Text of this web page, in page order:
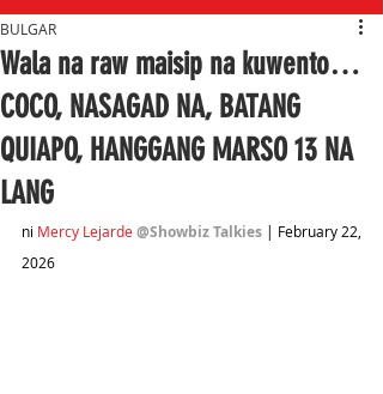
Wala na raw maisip na kuwento…
COCO, NASAGAD NA, BATANG
QUIAPO, HANGGANG MARSO 13 NA
LANG
BULGAR
ni Mercy Lejarde @Showbiz Talkies | February 22,
2026